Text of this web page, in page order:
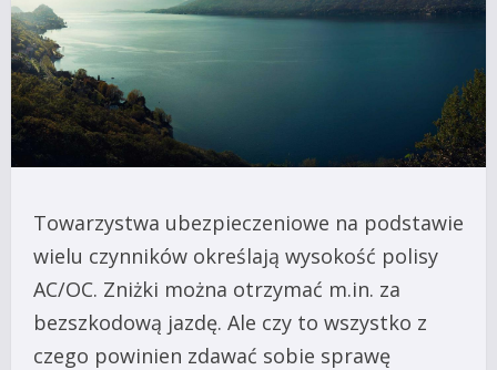
Towarzystwa ubezpieczeniowe na podstawie
wielu czynników określają wysokość polisy
AC/OC. Zniżki można otrzymać m.in. za
bezszkodową jazdę. Ale czy to wszystko z
czego powinien zdawać sobie sprawę